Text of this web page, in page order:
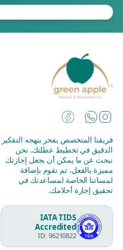
Instagram
WhatsApp
Facebook
فريقنا المتخصص يفخر بنهجه التفكير
الدقيق في تخطيط عطلتك. نحن
نبحث عن ما يمكن أن يجعل إجازتك
مميزة بالفعل، ثم نقوم بإضافة
لمساتنا الخاصة لمساعدتك في
تحقيق إجازة أحلامك.
IATA TIDS
Accredited
ID: 96210822